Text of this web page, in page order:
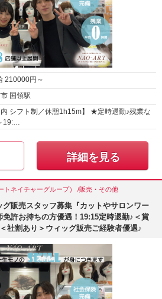
210000円～
国領駅
内 シフト制／休憩1h15m】 ★定時退勤♪残業な
19:…
詳細を見る
トネイチャーグループ） /販売・その他
販売スタッフ募集『カットやサロンワー
許お持ちの方優遇！19:15定時退勤♪＜賞
社割あり＞ウィッグ販売ご経験者優遇♪